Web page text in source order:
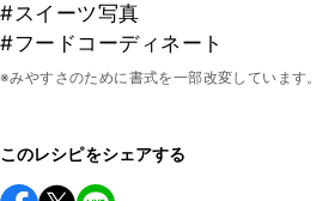
#スイーツ写真
#フードコーディネート
※みやすさのために書式を一部改変しています。
このレシピをシェアする